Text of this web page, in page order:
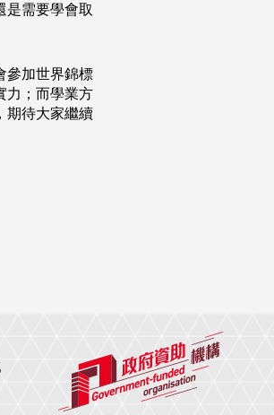
是需要學會取
參加世界錦標
力；而學業方
期待大家繼續